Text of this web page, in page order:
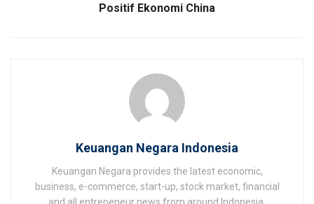
Positif Ekonomi China
Keuangan Negara Indonesia
Keuangan Negara provides the latest economic,
business, e-commerce, start-up, stock market, financial
and all entrepeneur news from around Indonesia.